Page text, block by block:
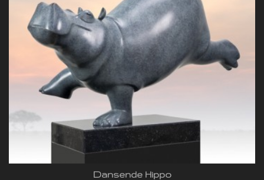
Dansende Hippo